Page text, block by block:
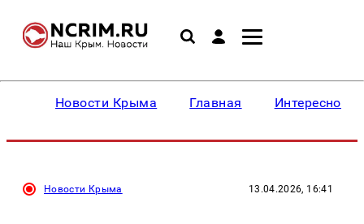
Новости Крыма Главная Интересное
Новости Крыма 13.04.2026, 16:41